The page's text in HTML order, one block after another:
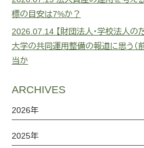
標の目安は7%か？
2026.07.14 【財団法人・学校法人
大学の共同運用整備の報道に思う（
当か
ARCHIVES
2026年
2025年